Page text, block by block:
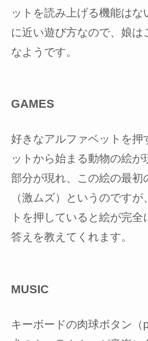
ットを読み上げる機能は
に近い遊び方なので、娘は
なようです。
GAMES
好きなアルファベットを押
ットから始まる動物の絵
部分が現れ、この絵の最初
（激ムズ）というのです
トを押していると絵が完
答えを教えてくれます。
MUSIC
キーボードの肉球ボタン（